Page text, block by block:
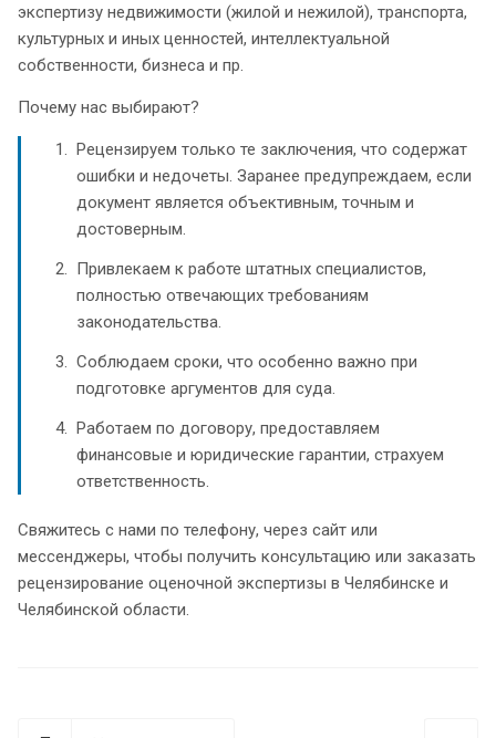
экспертизу недвижимости (жилой и нежилой), транспорта,
культурных и иных ценностей, интеллектуальной
собственности, бизнеса и пр.
Почему нас выбирают?
Рецензируем только те заключения, что содержат
ошибки и недочеты. Заранее предупреждаем, если
документ является объективным, точным и
достоверным.
Привлекаем к работе штатных специалистов,
полностью отвечающих требованиям
законодательства.
Соблюдаем сроки, что особенно важно при
подготовке аргументов для суда.
Работаем по договору, предоставляем
финансовые и юридические гарантии, страхуем
ответственность.
Свяжитесь с нами по телефону, через сайт или
мессенджеры, чтобы получить консультацию или заказать
рецензирование оценочной экспертизы в Челябинске и
Челябинской области.